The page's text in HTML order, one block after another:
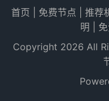
首页
免费节点 推荐
明
Copyright 2026 All